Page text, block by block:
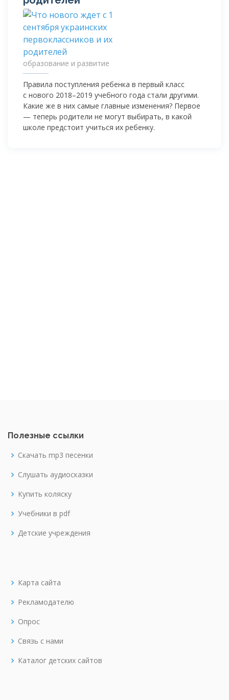
образование и развитие
Правила поступления ребенка в первый класс
с нового 2018–2019 учебного года стали другими.
Какие же в них самые главные изменения? Первое
— теперь родители не могут выбирать, в какой
школе предстоит учиться их ребенку.
Полезные ссылки
Скачать mp3 песенки
Слушать аудиосказки
Купить коляску
Учебники в pdf
Детские учреждения
Карта сайта
Рекламодателю
Опрос
Связь с нами
Каталог детских сайтов